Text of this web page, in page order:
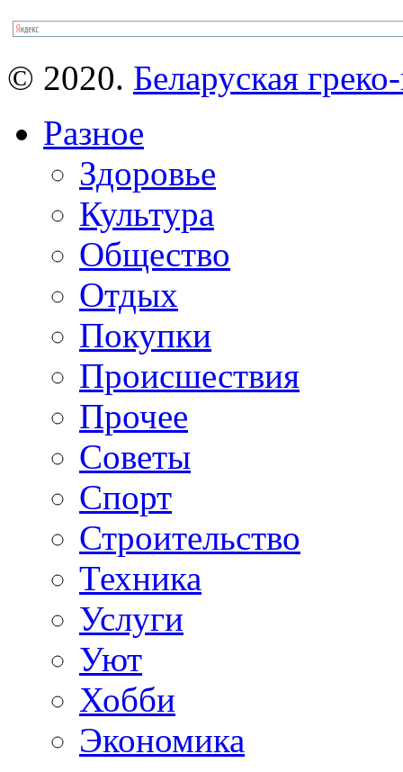
© 2020. Беларуская
Разное
Здоровье
Культура
Общество
Отдых
Покупки
Происшествия
Прочее
Советы
Спорт
Строительство
Техника
Услуги
Уют
Хобби
Экономика